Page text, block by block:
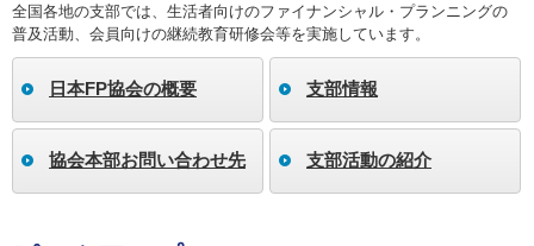
全国各地の支部では、生活者向けのファイナンシャル・プランニングの
普及活動、会員向けの継続教育研修会等を実施しています。
日本FP協会の概要 支部情報
協会本部お問い合わせ先 支部活動の紹介